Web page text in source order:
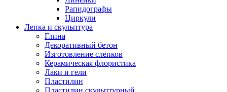
Рапидографы
Циркули
Лепка и скульптура
Глина
Декоративный бетон
Изготовление слепков
Керамическая флористика
Лаки и гели
Пластилин
Пластилин скульптурный